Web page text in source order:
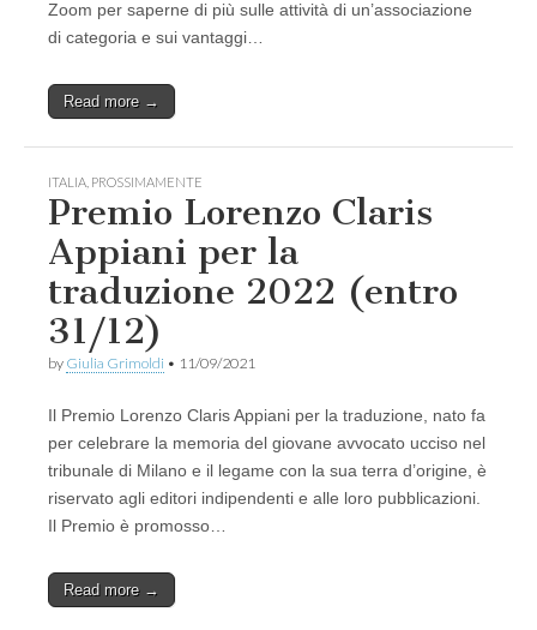
Zoom per saperne di più sulle attività di un’associazione
di categoria e sui vantaggi…
Read more →
ITALIA PROSSIMAMENTE
Premio Lorenzo Claris
Appiani per la
traduzione 2022 (entro
31/12)
by Giulia Grimoldi • 11/09/2021
Il Premio Lorenzo Claris Appiani per la traduzione, nato fa
per celebrare la memoria del giovane avvocato ucciso nel
tribunale di Milano e il legame con la sua terra d’origine, è
riservato agli editori indipendenti e alle loro pubblicazioni.
Il Premio è promosso…
Read more →